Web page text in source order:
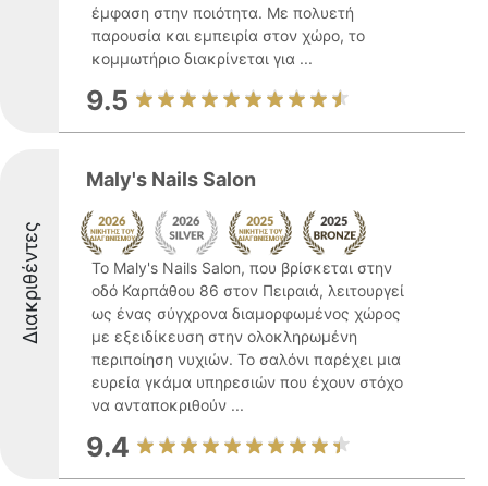
έμφαση στην ποιότητα. Με πολυετή
παρουσία και εμπειρία στον χώρο, το
κομμωτήριο διακρίνεται για ...
9.5
Διακριθέντες
Maly's Nails Salon
Το Maly's Nails Salon, που βρίσκεται στην
οδό Καρπάθου 86 στον Πειραιά, λειτουργεί
ως ένας σύγχρονα διαμορφωμένος χώρος
με εξειδίκευση στην ολοκληρωμένη
περιποίηση νυχιών. Το σαλόνι παρέχει μια
ευρεία γκάμα υπηρεσιών που έχουν στόχο
να ανταποκριθούν ...
9.4